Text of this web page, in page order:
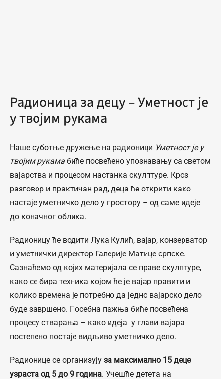
Радионица за децу – Уметност је
у твојим рукама
Наше суботње дружење на радионици Уметност је у
твојим рукама биће посвећено упознавању са светом
вајарства и процесом настанка скулптуре. Кроз
разговор и практичан рад, деца ће открити како
настаје уметничко дело у простору – од саме идеје
до коначног облика.
Радионицу ће водити Лука Кулић, вајар, конзерватор
и уметнички директор Галерије Матице српске.
Сазнаћемо од којих материјала се праве скулптуре,
како се бира техника којом ће је вајар правити и
колико времена је потребно да једно вајарско дело
буде завршено. Посебна пажња биће посвећена
процесу стварања – како идеја у глави вајара
постепено постаје видљиво уметничко дело.
Радионице се организују за максимално 15 деце
узраста од 5 до 9 година. Учешће детета на